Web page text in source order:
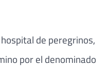
de peregrinos,
por el denominado